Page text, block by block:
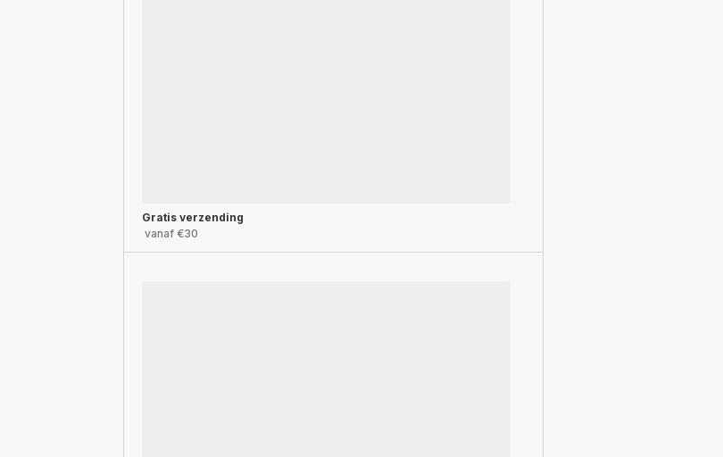
Gratis verzending
vanaf €30